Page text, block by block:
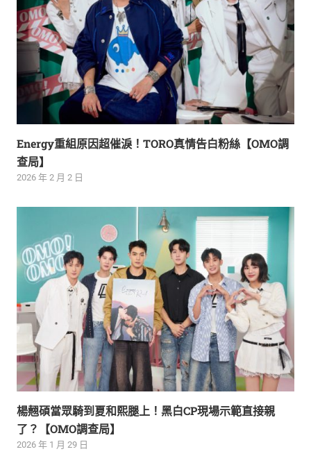
Energy重組原因超催淚！TORO真情告白粉絲【OMO調
查局】
2026 年 2 月 2 日
楊翹碩當眾騎到夏和熙腿上！黑白CP現場示範直接親
了？【OMO調查局】
2026 年 1 月 29 日